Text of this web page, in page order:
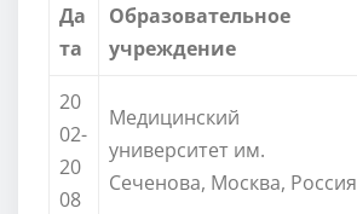
Да
та
Образовательное
учреждение
20
02-
20
08
Медицинский
университет им.
Сеченова, Москва, Россия